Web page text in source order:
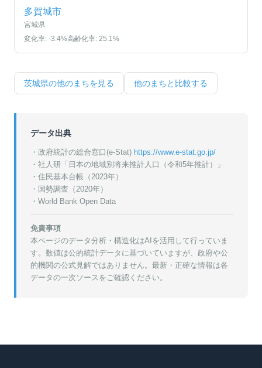
多賀城市
宮城県
変化率: -3.4%高齢化率: 25.1%
茨城県の他のまちを見る 他のまちと比較する
データ出典
・政府統計の総合窓口(e-Stat) https://www.e-stat.go.jp/
・ 社人研「日本の地域別将来推計人口（令和5年推計）」
・ 住民基本台帳（2023年）
・ 国勢調査（2020年）
・World Bank Open Data
免責事項
本ページのデータ分析・構造化はAIを活用して行っていま
す。数値は公的統計データに基づいていますが、政府や公
的機関の公式見解ではありません。最新・正確な情報は各
データの一次ソースをご確認ください。